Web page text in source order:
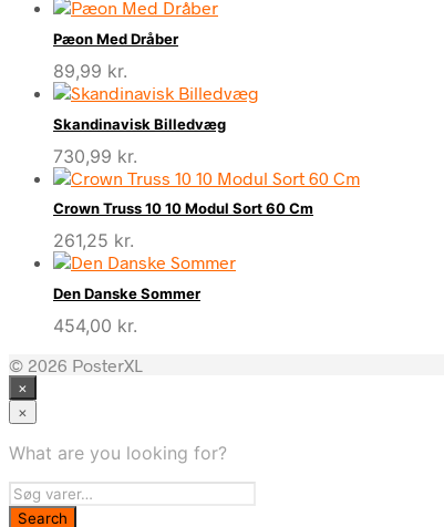
Pæon Med Dråber
89,99 kr.
Skandinavisk Billedvæg
730,99 kr.
Crown Truss 10 10 Modul Sort 60 Cm
261,25 kr.
Den Danske Sommer
454,00 kr.
© 2026 PosterXL
×
×
What are you looking for?